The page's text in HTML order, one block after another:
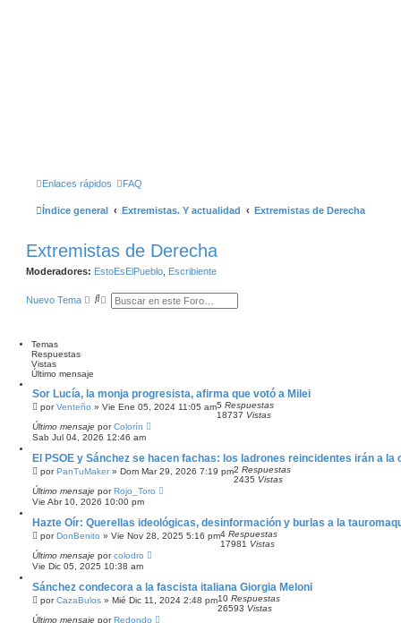
Enlaces rápidos FAQ
Índice general Extremistas. Y actualidad Extremistas de Derecha
Extremistas de Derecha
Moderadores: EstoEsElPueblo Escribiente
Nuevo Tema
B B
V
A
Z
A
A
Temas
Respuestas
Vistas
Último mensaje
Sor Lucía, la monja progresista, afirma que votó a Milei
porVenteño » Vie Ene 05, 2024 11:05 am5 Respuestas
18737 Vistas
Último mensaje porColorín
Sab Jul 04, 2026 12:46 am
El PSOE y Sánchez se hacen fachas: los ladrones reincidentes irán a la
porPanTuMaker» Dom Mar 29, 2026 7:19 pm2 Respuestas
2435 Vistas
Último mensaje porRojo_Toro
Vie Abr 10, 2026 10:00 pm
Hazte Oír: Querellas ideológicas, desinformación y burlas a la
porDonBenito » Vie Nov 28, 2025 5:16 pm4 Respuestas
17981 Vistas
Último mensaje porcolodro
Vie Dic 05, 2025 10:38 am
Sánchez condecora a la fascista italiana Giorgia Meloni
porCazaBulos » Mié Dic 11, 2024 2:48 pm10 Respuestas
26593 Vistas
Último mensaje porRedondo